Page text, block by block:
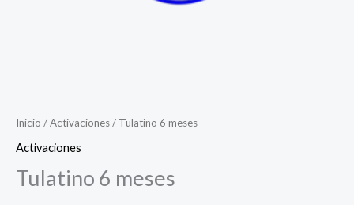
Inicio /Activaciones/ Tulatino 6 meses
Activaciones
Tulatino 6 meses